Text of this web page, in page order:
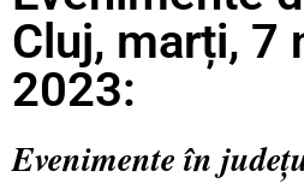
Cluj, marți, 7
2023:
Evenimente în